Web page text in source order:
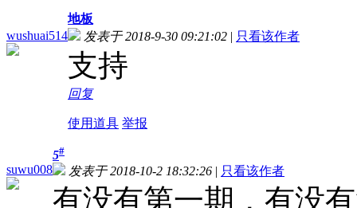
wushuai514
地板
发表于 2018-9-30 09:21:02 | 只看该作者
支
回复
使用道具 举报
suwu008
5#
发表于 2018-10-2 18:32:26 | 只看该作者
有没有第一期，有没